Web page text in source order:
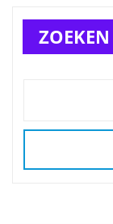
ZOEKEN